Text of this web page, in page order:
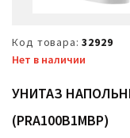
Код товара: 32929
Нет в наличии
УНИТАЗ
(PRA100B1MBP)